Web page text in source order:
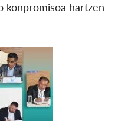
konpromisoa hartzen